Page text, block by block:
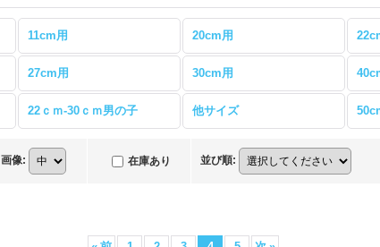
11cm用 20cm用
27cm用 30cm用
22ｃｍ-30ｃｍ男の子 他サイズ
画像: 在庫あり 並び順: